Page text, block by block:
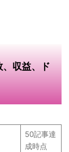
収益、ド
50記事達
成時点